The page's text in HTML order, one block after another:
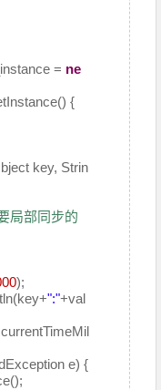
= ne
{
key, Strin
局部同步的
);
":"+val
e) {